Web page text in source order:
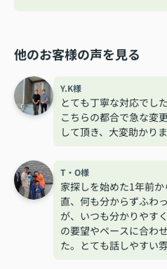
他のお客様の声を見る
Y.K様
とても丁寧な対応でした
こちらの都合で急な変
して頂き、大変助かりま
T・O様
家探しを始めた1年前
直、何も分からずふわ
が、いつも分かりやす
の要望やペースに合わ
た。とても話しやすい